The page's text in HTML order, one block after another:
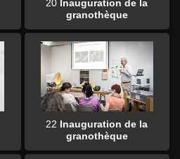
20 Inauguration de la
granothèque
22 Inauguration de la
granothèque